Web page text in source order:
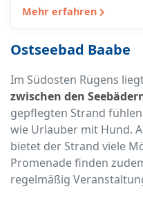
Mehr erfahren
Ostseebad Baabe
Im Südosten Rügens
zwischen den
gepflegten Strand
wie Urlauber mit Hund.
bietet der Strand viele
Promenade finden
regelmäßig